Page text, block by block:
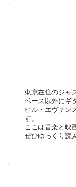
東京在住のジャ
ベース以外にギ
ビル・エヴァン
す。
ここは音楽と映
ぜひゆっくり読